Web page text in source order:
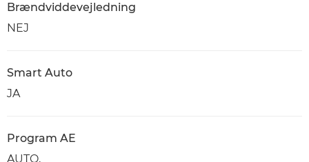
Brændviddevejledning
NEJ
Smart Auto
JA
Program AE
AUTO,